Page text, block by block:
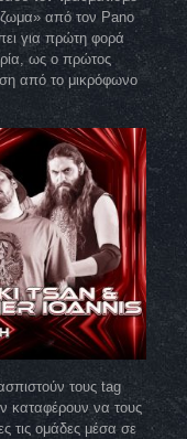
από τον Pano
για πρώτη φορά
ως ο πρώτος
από το μικρόφωνο
τους tag
καταφέρουν να τους
τις ομάδες μέσα σε